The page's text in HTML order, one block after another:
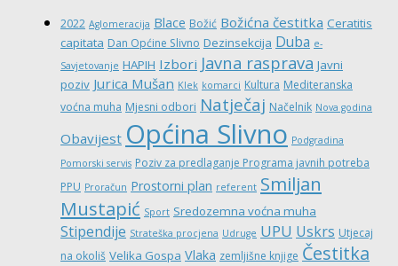
2022 Aglomeracija Blace Božić Božićna čestitka Ceratitis
capitata Dan Općine Slivno Dezinsekcija Duba e-
Savjetovanje HAPIH Izbori Javna rasprava Javni
poziv Jurica Mušan Klek komarci Kultura Mediteranska
voćna muha Mjesni odbori Natječaj Načelnik Nova godina
Obavijest Općina Slivno Podgradina
Pomorski servis Poziv za predlaganje Programa javnih potreba
PPU Proračun Prostorni plan referent Smiljan
Mustapić Sport Sredozemna voćna muha
Stipendije Strateška procjena Udruge UPU Uskrs Utjecaj
na okoliš Velika Gospa Vlaka zemljišne knjige Čestitka